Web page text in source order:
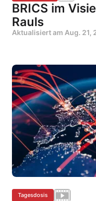
BRICS im
Rauls
Aktualisiert am Aug. 21,
Tagesdosis